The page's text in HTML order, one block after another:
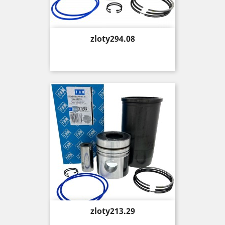
Price
zloty294.08
Price
zloty213.29